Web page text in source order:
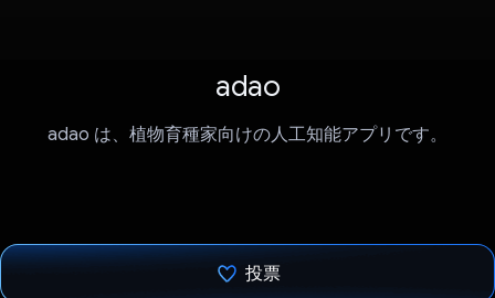
adao
adao は、植物育種家向けの人工知能アプリです。
投票